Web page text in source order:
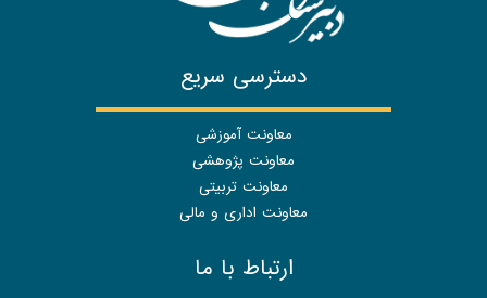
دسترسی سریع
معاونت آموزشی
معاونت پژوهشی
معاونت تربیتی
معاونت اداری و مالی
ارتباط با ما